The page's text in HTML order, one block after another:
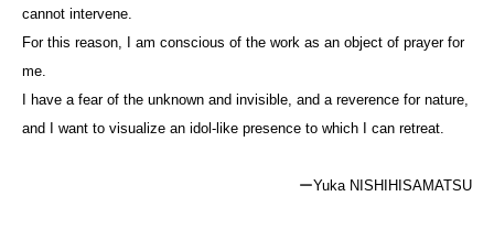
cannot intervene.
For this reason, I am conscious of the work as an object of prayer for
me.
I have a fear of the unknown and invisible, and a reverence for nature,
and I want to visualize an idol-like presence to which I can retreat.
ーYuka NISHIHISAMATSU